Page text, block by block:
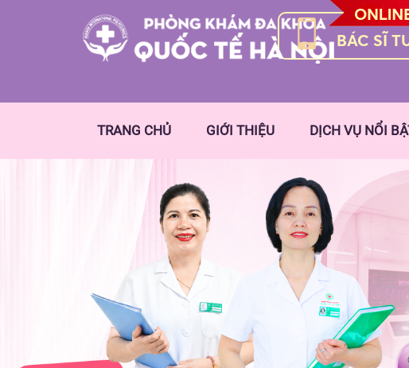
BÁC SĨ
TRANG CHỦ GIỚI THIỆU DỊCH VỤ NỔI